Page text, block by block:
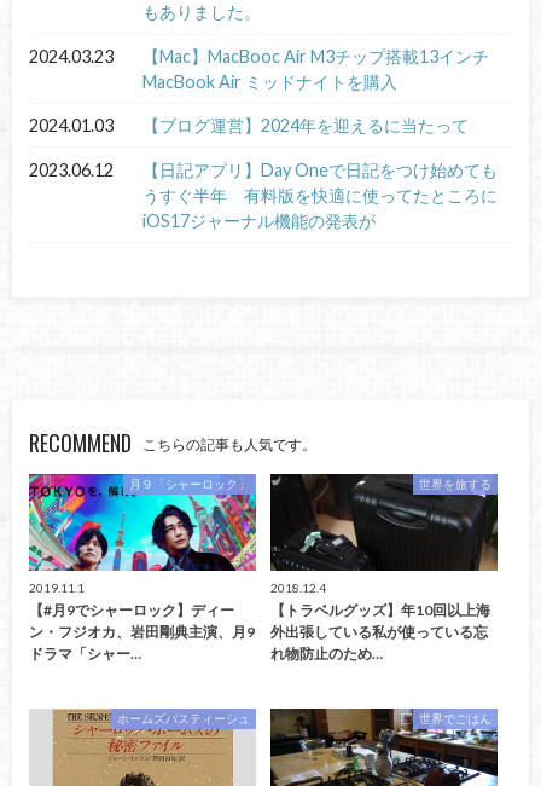
もありました。
2024.03.23
【Mac】MacBooc Air M3チップ搭載13インチ
MacBook Air ミッドナイトを購入
2024.01.03 【ブログ運営】2024年を迎えるに当たって
2023.06.12
【日記アプリ】Day Oneで日記をつけ始めても
うすぐ半年 有料版を快適に使ってたところに
iOS17ジャーナル機能の発表が
RECOMMEND こちらの記事も人気です。
月９「シャーロック」
2019.11.1
【#月9でシャーロック】ディー
ン・フジオカ、岩田剛典主演、月9
ドラマ「シャー…
世界を旅する
2018.12.4
【トラベルグッズ】年10回以上海
外出張している私が使っている忘
れ物防止のため…
ホームズパスティーシュ 世界でごはん